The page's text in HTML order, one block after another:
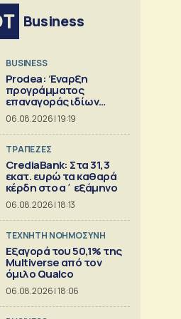
Business
BUSINESS
Prodea: Έναρξη
προγράμματος
επαναγοράς ιδίων
μετοχών
06.08.2026 | 19:19
ΤΡΑΠΕΖΕΣ
CrediaBank: Στα 31,3
εκατ. ευρώ τα καθαρά
κέρδη στο α΄ εξάμηνο
06.08.2026 | 18:13
TΕΧΝΗΤΗ ΝΟΗΜΟΣΥΝΗ
Εξαγορά του 50,1% της
Multiverse από τον
όμιλο Qualco
06.08.2026 | 18:06